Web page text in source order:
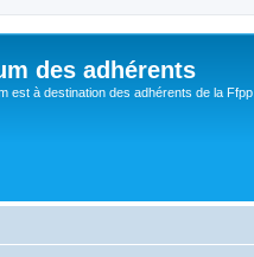
des adhérents
est à destination des adhérents de la Ffpp